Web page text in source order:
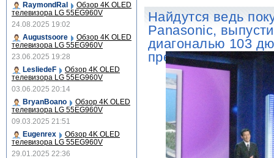
Найдутся ведь
Panasonic,
диагональю 103
преемника!
RaymondRal
Обзор 4K OLED
телевизора LG 55EG960V
24.08.2025 19:02
Augustsoore
Обзор 4K OLED
телевизора LG 55EG960V
23.06.2025 19:28
LesliedeF
Обзор 4K OLED
телевизора LG 55EG960V
03.06.2025 20:14
BryanBoano
Обзор 4K OLED
телевизора LG 55EG960V
09.03.2025 21:51
Eugenrex
Обзор 4K OLED
телевизора LG 55EG960V
29.01.2025 22:36